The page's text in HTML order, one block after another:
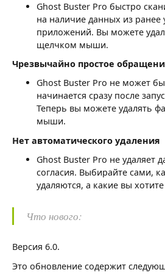
Ghost Buster Pro быстро
на наличие данных из ранее
приложений. Вы можете
щелчком мыши.
Чрезвычайно простое
Ghost Buster Pro не может
начинается сразу после
Теперь вы можете удалять
мыши.
Нет автоматического удаления
Ghost Buster Pro не удаляет
согласия. Выбирайте сами,
удаляются, а какие вы
Что нового:
Версия 6.0.
Это обновление содержит